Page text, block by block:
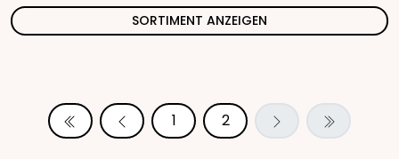
SORTIMENT ANZEIGEN
1 2